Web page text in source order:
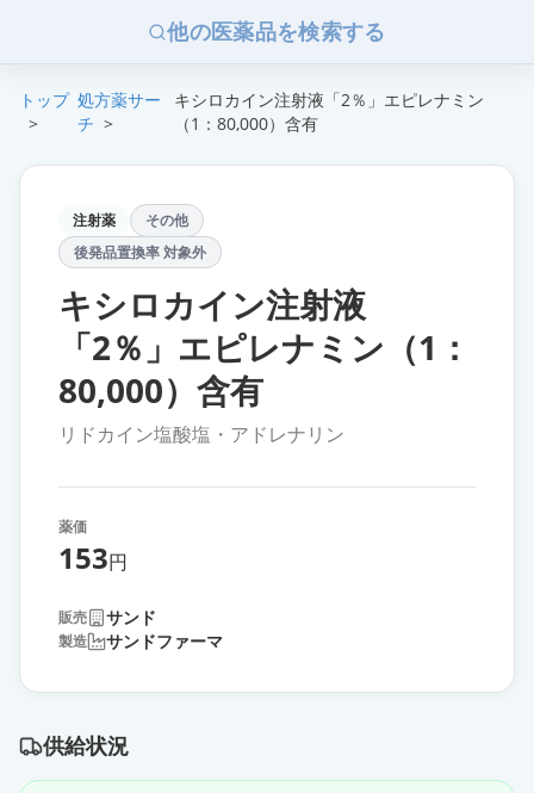
他の医薬品を検索する
トップ
>
処方薬サー
チ >
キシロカイン注射液「2％」エピレナミン
（1：80,000）含有
注射薬
その他
後発品置換率 対象外
キシロカイン注射液
「2％」エピレナミン（1：
80,000）含有
リドカイン塩酸塩・アドレナリン
薬価
153円
販売 サンド
製造 サンドファーマ
供給状況